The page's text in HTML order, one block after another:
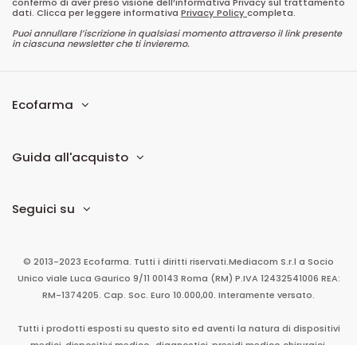
dati. Clicca per leggere informativa Privacy Policycompleta.
Puoi annullare l’iscrizione in qualsiasi momento attraverso il link presente
in ciascuna newsletter che ti invieremo.
Ecofarma
Guida all'acquisto
Seguici su
© 2013-2023 Ecofarma. Tutti i diritti riservati.Mediacom S.r.l a Socio
Unico viale Luca Gaurico 9/11 00143 Roma (RM) P.IVA 12432541006 REA:
RM-1374205. Cap. Soc. Euro 10.000,00. Interamente versato.
Tutti i prodotti esposti su questo sito ed aventi la natura di dispositivi